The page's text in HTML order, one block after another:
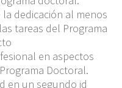
dedicación al menos
tareas del Programa
en aspectos
Doctoral.
en un segundo id